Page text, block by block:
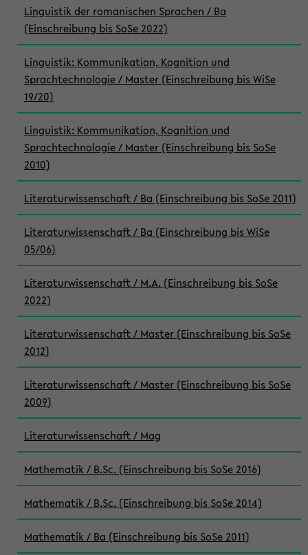
Linguistik der romanischen Sprachen / Ba
(Einschreibung bis SoSe 2022)
Linguistik: Kommunikation, Kognition und
Sprachtechnologie / Master (Einschreibung bis WiSe
19/20)
Linguistik: Kommunikation, Kognition und
Sprachtechnologie / Master (Einschreibung bis SoSe
2010)
Literaturwissenschaft / Ba (Einschreibung bis SoSe 2011)
Literaturwissenschaft / Ba (Einschreibung bis WiSe
05/06)
Literaturwissenschaft / M.A. (Einschreibung bis SoSe
2022)
Literaturwissenschaft / Master (Einschreibung bis SoSe
2012)
Literaturwissenschaft / Master (Einschreibung bis SoSe
2009)
Literaturwissenschaft / Mag
Mathematik / B.Sc. (Einschreibung bis SoSe 2016)
Mathematik / B.Sc. (Einschreibung bis SoSe 2014)
Mathematik / Ba (Einschreibung bis SoSe 2011)